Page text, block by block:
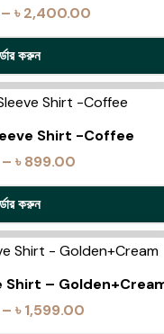
– ৳2,400.00
করুন
Shirt -Coffee
– ৳899.00
করুন
Shirt –
– ৳1,599.00